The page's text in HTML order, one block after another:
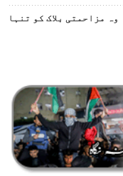
مزاحمتی بلاک کو تنہا